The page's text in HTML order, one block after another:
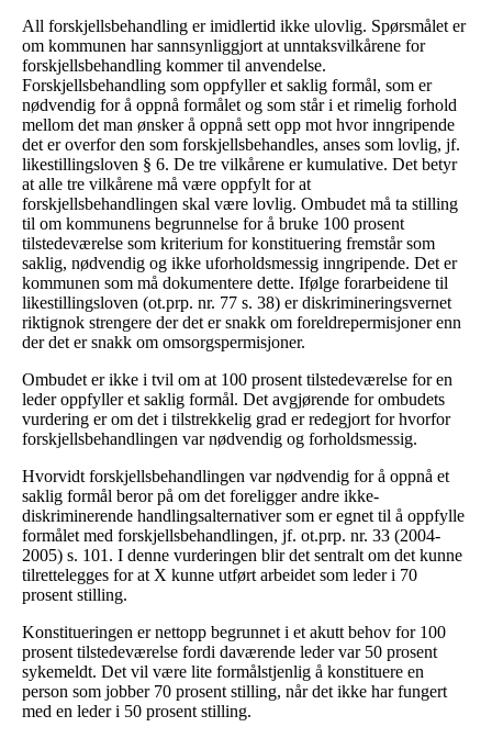
All forskjellsbehandling er imidlertid ikke ulovlig. Spørsmålet er
om kommunen har sannsynliggjort at unntaksvilkårene for
forskjellsbehandling kommer til anvendelse.
Forskjellsbehandling som oppfyller et saklig formål, som er
nødvendig for å oppnå formålet og som står i et rimelig forhold
mellom det man ønsker å oppnå sett opp mot hvor inngripende
det er overfor den som forskjellsbehandles, anses som lovlig, jf.
likestillingsloven § 6. De tre vilkårene er kumulative. Det betyr
at alle tre vilkårene må være oppfylt for at
forskjellsbehandlingen skal være lovlig. Ombudet må ta stilling
til om kommunens begrunnelse for å bruke 100 prosent
tilstedeværelse som kriterium for konstituering fremstår som
saklig, nødvendig og ikke uforholdsmessig inngripende. Det er
kommunen som må dokumentere dette. Ifølge forarbeidene til
likestillingsloven (ot.prp. nr. 77 s. 38) er diskrimineringsvernet
riktignok strengere der det er snakk om foreldrepermisjoner enn
der det er snakk om omsorgspermisjoner.
Ombudet er ikke i tvil om at 100 prosent tilstedeværelse for en
leder oppfyller et saklig formål. Det avgjørende for ombudets
vurdering er om det i tilstrekkelig grad er redegjort for hvorfor
forskjellsbehandlingen var nødvendig og forholdsmessig.
Hvorvidt forskjellsbehandlingen var nødvendig for å oppnå et
saklig formål beror på om det foreligger andre ikke-
diskriminerende handlingsalternativer som er egnet til å oppfylle
formålet med forskjellsbehandlingen, jf. ot.prp. nr. 33 (2004-
2005) s. 101. I denne vurderingen blir det sentralt om det kunne
tilrettelegges for at X kunne utført arbeidet som leder i 70
prosent stilling.
Konstitueringen er nettopp begrunnet i et akutt behov for 100
prosent tilstedeværelse fordi daværende leder var 50 prosent
sykemeldt. Det vil være lite formålstjenlig å konstituere en
person som jobber 70 prosent stilling, når det ikke har fungert
med en leder i 50 prosent stilling.